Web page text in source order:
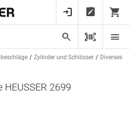
Zylinder und Schlösser Diverses
2699